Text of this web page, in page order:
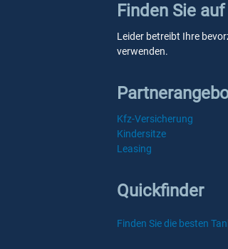
Finden Sie
Leider betreibt Ihre
verwenden.
Kfz-Versicherung
Kindersitze
Leasing
Quickfinder
Finden Sie die besten